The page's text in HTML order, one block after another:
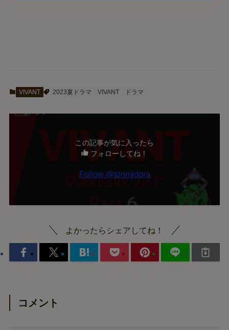
VIVANT 2023夏ドラマ VIVANT ドラマ
この記事が気に入ったら
フォローしてね！
Follow @torimidora
よかったらシェアしてね！
コメント